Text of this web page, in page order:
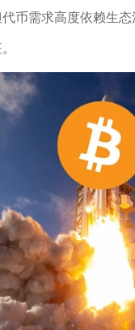
币需求高度依赖生